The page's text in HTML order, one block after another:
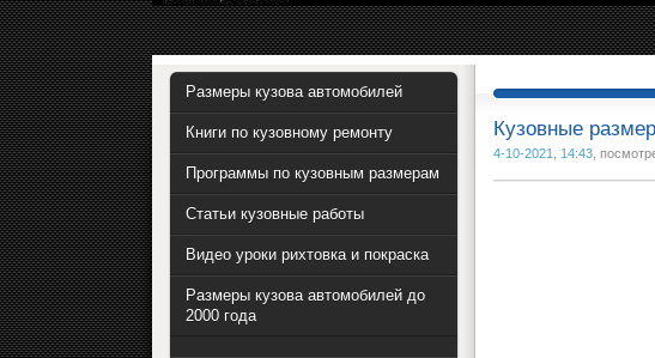
Кузовные
4-10-2021, 14:43,
Размеры кузова автомобилей
Книги по кузовному ремонту
Программы по кузовным размерам
Статьи кузовные работы
Видео уроки рихтовка и покраска
Размеры кузова автомобилей до
2000 года